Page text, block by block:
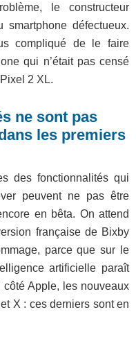
le constructeur
smartphone défectueux.
compliqué de le faire
qui n’était pas censé
2 XL.
ne sont pas
les premiers
des fonctionnalités qui
peuvent ne pas être
en bêta. On attend
française de Bixby
parce que sur le
artificielle paraît
Apple, les nouveaux
X : ces derniers sont en